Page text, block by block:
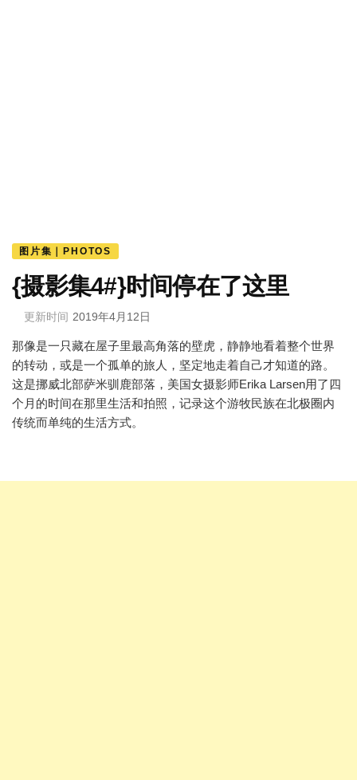
图片集｜PHOTOS
{摄影集4#}时间停在了这里
更新时间 2019年4月12日
那像是一只藏在屋子里最高角落的壁虎，静静地看着整个世界
的转动，或是一个孤单的旅人，坚定地走着自己才知道的路。
这是挪威北部萨米驯鹿部落，美国女摄影师Erika Larsen用了四
个月的时间在那里生活和拍照，记录这个游牧民族在北极圈内
传统而单纯的生活方式。